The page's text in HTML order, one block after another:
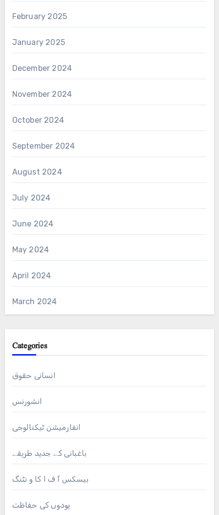
February 2025
January 2025
December 2024
November 2024
October 2024
September 2024
August 2024
July 2024
June 2024
May 2024
April 2024
March 2024
Categories
انسانی حقوق
انشورنس
انفارمیشن ٹیکنالوجی
باغبانی کے جدید طریقے
بیسکس آ ف ا کا و نٹنگ
پودوں کی حفاظت